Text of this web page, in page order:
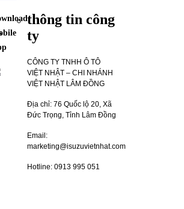
thông tin công
ty
CÔNG TY TNHH Ô TÔ
VIỆT NHẬT – CHI NHÁNH
VIỆT NHẬT LÂM ĐỒNG
Địa chỉ: 76 Quốc lộ 20, Xã
Đức Trọng, Tỉnh Lâm Đồng
Email:
marketing@isuzuvietnhat.com
Hotline: 0913 995 051